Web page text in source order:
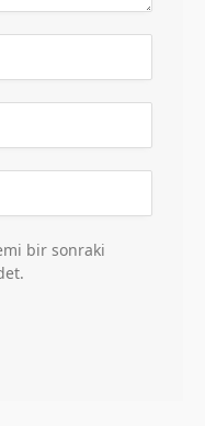
bir sonraki